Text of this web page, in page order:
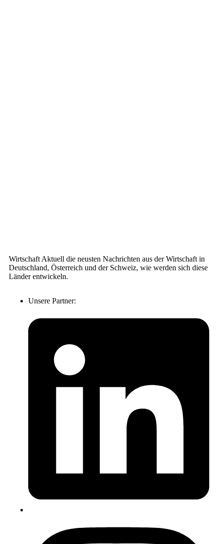
Wirtschaft Aktuell die neusten Nachrichten aus der Wirtschaft in
Deutschland, Österreich und der Schweiz, wie werden sich diese
Länder entwickeln.
Unsere Partner: